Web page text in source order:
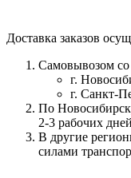
Доставка заказов
Самовывозом со
г.
г. Санкт-
По
2-3 рабочих
В другие
силами